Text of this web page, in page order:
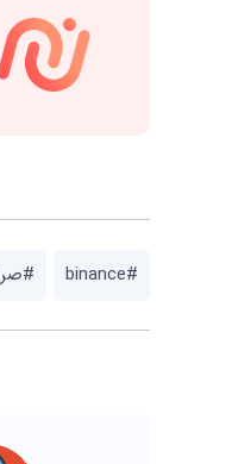
#binance